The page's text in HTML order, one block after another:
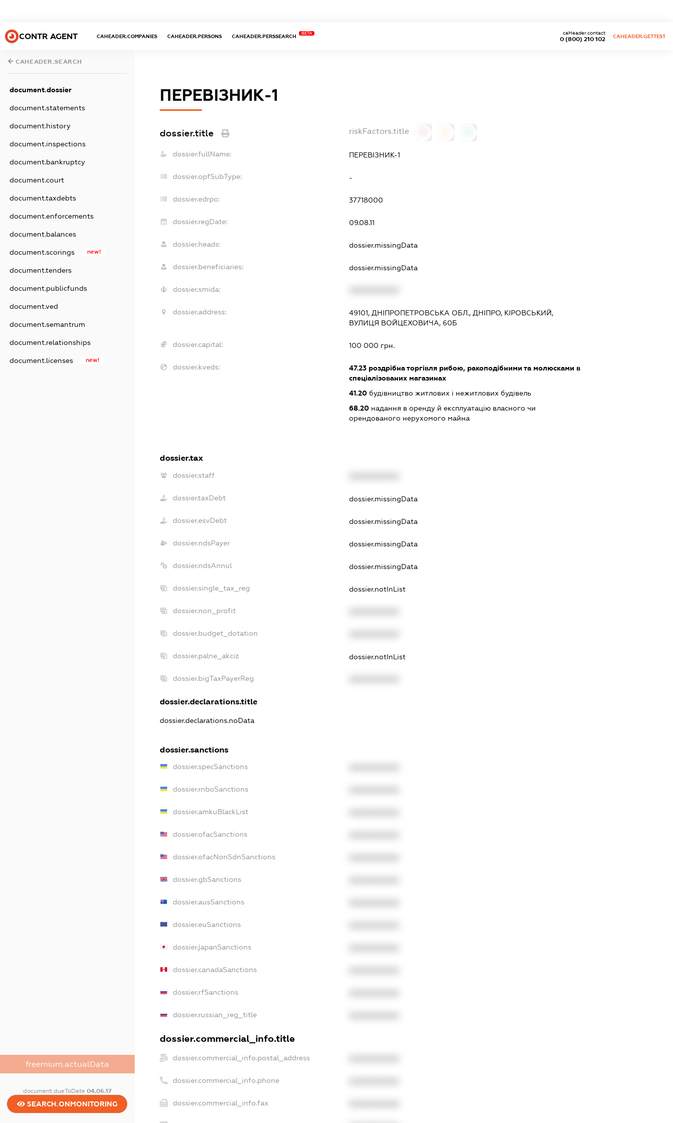
CONTR AGENT CAHEADER.COMPANIES CAHEADER.PERSONS CAHEADER.PERSSEARCH
BETA
0 (800) 210 102
caHeader.contact
CAHEADER.GETTEST
CAHEADER.SEARCH
document.dossier
document.statements
document.history
document.inspections
document.bankruptcy
document.court
document.taxdebts
document.enforcements
document.balances
document.scorings new!
document.tenders
document.publicfunds
document.ved
document.semantrum
document.relationships
document.licenses new!
freemium.actualData
document.dueToDate 04.06.17
SEARCH.ONMONITORING
ПЕРЕВІЗНИК-1
dossier.title riskFactors.title
dossier.fullName: ПЕРЕВІЗНИК-1
dossier.opfSubType: -
dossier.edrpo: 37718000
dossier.regDate: 09.08.11
dossier.heads: dossier.missingData
dossier.beneficiaries: dossier.missingData
dossier.smida:
dossier.address:
49101, ДНІПРОПЕТРОВСЬКА ОБЛ., ДНІПРО, КІРОВСЬКИЙ,
ВУЛИЦЯ ВОЙЦЕХОВИЧА, 60Б
dossier.capital: 100 000 грн.
dossier.kveds: 47.23 роздрібна торгівля рибою, ракоподібними та молюсками в
спеціалізованих магазинах
41.20 будівництво житлових і нежитлових будівель
68.20 надання в оренду й експлуатацію власного чи
орендованого нерухомого майна
dossier.tax
dossier.staff
dossier.taxDebt dossier.missingData
dossier.esvDebt dossier.missingData
dossier.ndsPayer dossier.missingData
dossier.ndsAnnul dossier.missingData
dossier.single_tax_reg dossier.notInList
dossier.non_profit
dossier.budget_dotation
dossier.palne_akciz dossier.notInList
dossier.bigTaxPayerReg
dossier.declarations.title
dossier.declarations.noData
dossier.sanctions
dossier.specSanctions
dossier.rnboSanctions
dossier.amkuBlackList
dossier.ofacSanctions
dossier.ofacNonSdnSanctions
dossier.gbSanctions
dossier.ausSanctions
dossier.euSanctions
dossier.japanSanctions
dossier.canadaSanctions
dossier.rfSanctions
dossier.russian_reg_title
dossier.commercial_info.title
dossier.commercial_info.postal_address
dossier.commercial_info.phone
dossier.commercial_info.fax